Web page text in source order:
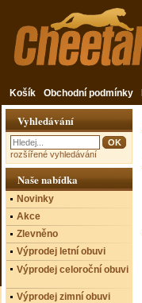
Košík Obchodní podmínky
Vyhledávání
rozšířené vyhledávání
Naše nabídka
Novinky
Akce
Zlevněno
Výprodej letní obuvi
Výprodej celoroční obuvi
Výprodej zimní obuvi